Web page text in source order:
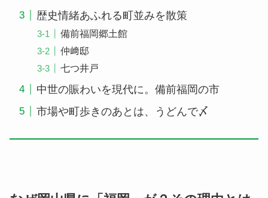
歴史情緒あふれる町並みを散策
備前福岡郷土館
仲﨑邸
七つ井戸
中世の賑わいを現代に。備前福岡の市
市場や町歩きのあとは、うどんで〆